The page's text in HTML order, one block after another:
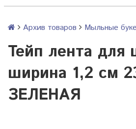
Архив товаров Мыльные
Тейп лента для
ширина 1,2 см
ЗЕЛЕНАЯ